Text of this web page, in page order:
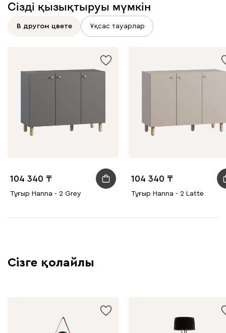
Сізді қызықтыруы мүмкін
В другом цвете Ұқсас тауарлар
104 340
Тұғыр Hanna - 2 Grey
104 340
Тұғыр Hanna - 2 Latte
Сізге қолайлы